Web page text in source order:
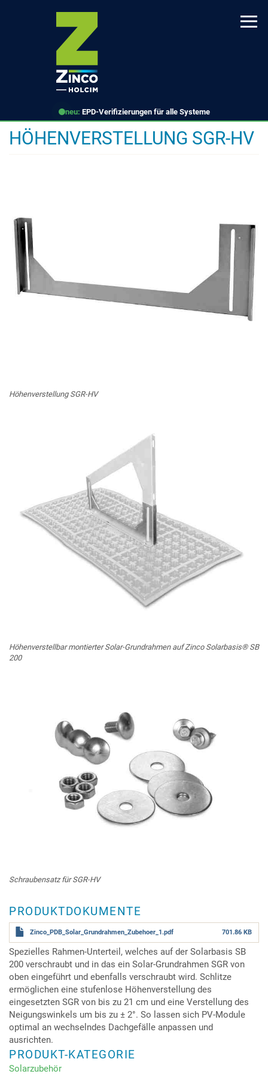
neu: EPD-Verifizierungen für alle Systeme
HÖHENVERSTELLUNG SGR-HV
Höhenverstellung SGR-HV
Höhenverstellbar montierter Solar-Grundrahmen auf Zinco Solarbasis® SB
200
Schraubensatz für SGR-HV
PRODUKTDOKUMENTE
Zinco_PDB_Solar_Grundrahmen_Zubehoer_1.pdf 701.86 KB
Spezielles Rahmen-Unterteil, welches auf der Solarbasis SB
200 verschraubt und in das ein Solar-Grundrahmen SGR von
oben eingeführt und ebenfalls verschraubt wird. Schlitze
ermöglichen eine stufenlose Höhenverstellung des
eingesetzten SGR von bis zu 21 cm und eine Verstellung des
Neigungswinkels um bis zu ± 2°. So lassen sich PV-Module
optimal an wechselndes Dachgefälle anpassen und
ausrichten.
PRODUKT-KATEGORIE
Solarzubehör